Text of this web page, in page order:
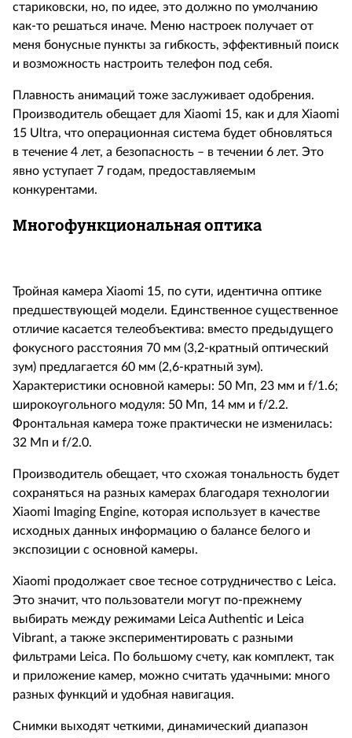
стариковски, но, по идее, это должно по умолчанию
как-то решаться иначе. Меню настроек получает от
меня бонусные пункты за гибкость, эффективный поиск
и возможность настроить телефон под себя.
Плавность анимаций тоже заслуживает одобрения.
Производитель обещает для Xiaomi 15, как и для Xiaomi
15 Ultra, что операционная система будет обновляться
в течение 4 лет, а безопасность – в течении 6 лет. Это
явно уступает 7 годам, предоставляемым
конкурентами.
Многофункциональная оптика
Тройная камера Xiaomi 15, по сути, идентична оптике
предшествующей модели. Единственное существенное
отличие касается телеобъектива: вместо предыдущего
фокусного расстояния 70 мм (3,2-кратный оптический
зум) предлагается 60 мм (2,6-кратный зум).
Характеристики основной камеры: 50 Мп, 23 мм и f/1.6;
широкоугольного модуля: 50 Мп, 14 мм и f/2.2.
Фронтальная камера тоже практически не изменилась:
32 Мп и f/2.0.
Производитель обещает, что схожая тональность будет
сохраняться на разных камерах благодаря технологии
Xiaomi Imaging Engine, которая использует в качестве
исходных данных информацию о балансе белого и
экспозиции с основной камеры.
Xiaomi продолжает свое тесное сотрудничество с Leica.
Это значит, что пользователи могут по-прежнему
выбирать между режимами Leica Authentic и Leica
Vibrant, а также экспериментировать с разными
фильтрами Leica. По большому счету, как комплект, так
и приложение камер, можно считать удачными: много
разных функций и удобная навигация.
Снимки выходят четкими, динамический диапазон